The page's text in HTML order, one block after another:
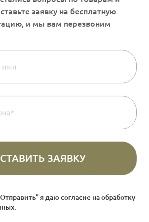
я даю согласие наобработку